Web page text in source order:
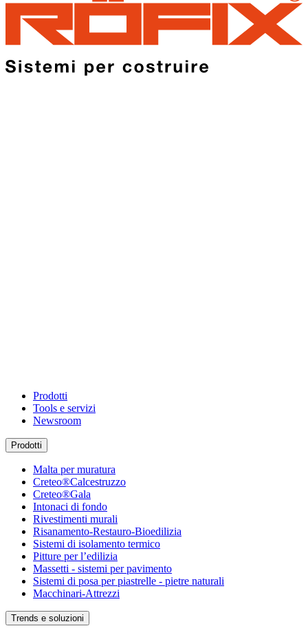
Prodotti
Tools e servizi
Newsroom
Prodotti
Malta per muratura
Creteo®Calcestruzzo
Creteo®Gala
Intonaci di fondo
Rivestimenti murali
Risanamento-Restauro-Bioedilizia
Sistemi di isolamento termico
Pitture per l’edilizia
Massetti - sistemi per pavimento
Sistemi di posa per piastrelle - pietre naturali
Macchinari-Attrezzi
Trends e soluzioni